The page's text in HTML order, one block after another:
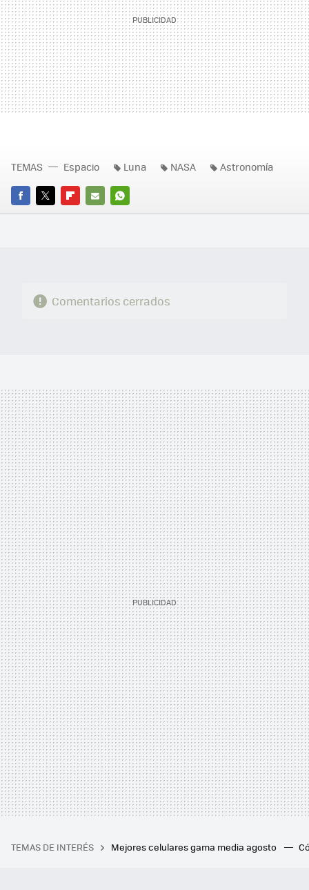
FACEBOOK
TWITTERFLIPBOARD
E-
WHATSAPP
TEMAS Espacio Luna NASA Astronomía
Comentarios cerrados
TEMAS DE INTERÉS Mejores celulares gama media agosto